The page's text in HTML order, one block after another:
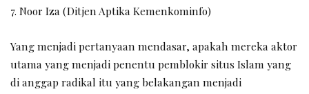
7. Noor Iza (Ditjen Aptika Kemenkominfo)
Yang menjadi pertanyaan mendasar, apakah mereka aktor
utama yang menjadi penentu pemblokir situs Islam yang
di anggap radikal itu yang belakangan menjadi